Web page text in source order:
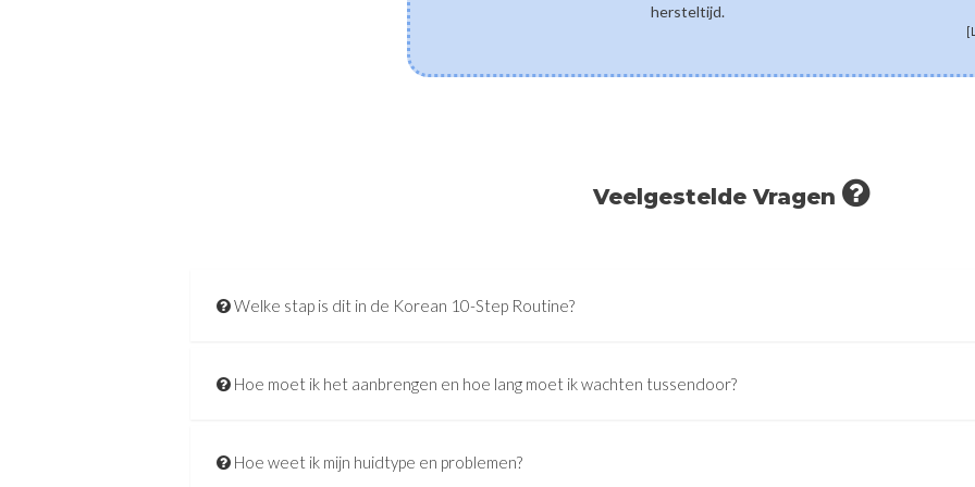
[Lees meer]
hersteltijd.
Veelgestelde Vragen
Welke stap is dit in de Korean 10-Step Routine?
Hoe moet ik het aanbrengen en hoe lang moet ik wachten tussendoor?
Hoe weet ik mijn huidtype en problemen?